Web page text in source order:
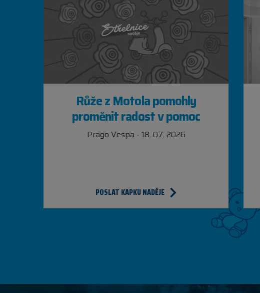
Růže z Motola pomohly
proměnit radost v pomoc
Prago Vespa - 18. 07. 2026
POSLAT KAPKU NADĚJE